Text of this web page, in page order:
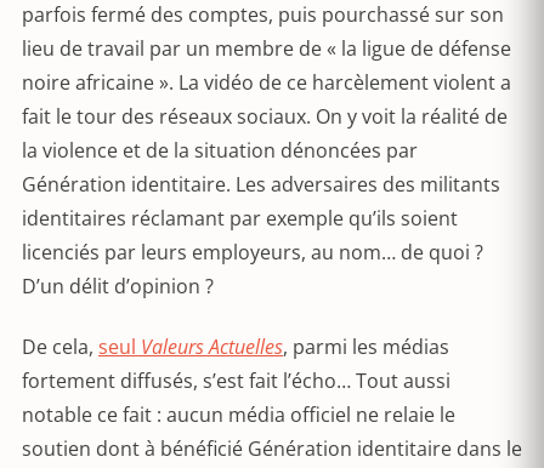
parfois fermé des comptes, puis pourchassé sur son
lieu de travail par un membre de « la ligue de défense
noire africaine ». La vidéo de ce harcèlement violent a
fait le tour des réseaux sociaux. On y voit la réalité de
la violence et de la situation dénoncées par
Génération identitaire. Les adversaires des militants
identitaires réclamant par exemple qu’ils soient
licenciés par leurs employeurs, au nom… de quoi ?
D’un délit d’opinion ?
De cela, seul Valeurs Actuelles, parmi les médias
fortement diffusés, s’est fait l’écho… Tout aussi
notable ce fait : aucun média officiel ne relaie le
soutien dont à bénéficié Génération identitaire dans le